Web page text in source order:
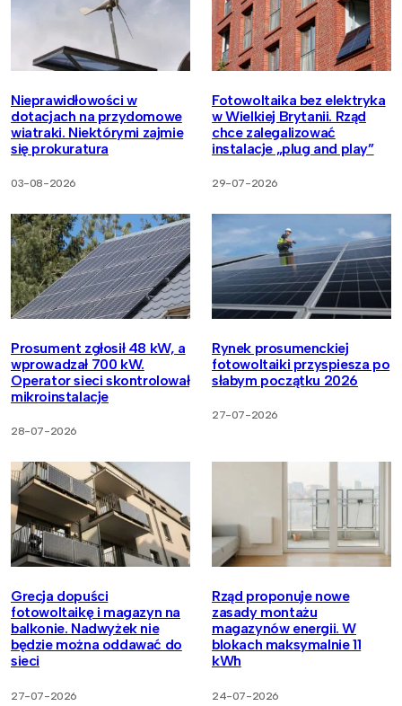
Nieprawidłowości w
dotacjach na przydomowe
wiatraki. Niektórymi zajmie
się prokuratura
03-08-2026
Fotowoltaika bez elektryka
w Wielkiej Brytanii. Rząd
chce zalegalizować
instalacje „plug and play”
29-07-2026
Prosument zgłosił 48 kW, a
wprowadzał 700 kW.
Operator sieci skontrolował
mikroinstalacje
28-07-2026
Rynek prosumenckiej
fotowoltaiki przyspiesza po
słabym początku 2026
27-07-2026
Grecja dopuści
fotowoltaikę i magazyn na
balkonie. Nadwyżek nie
będzie można oddawać do
sieci
27-07-2026
Rząd proponuje nowe
zasady montażu
magazynów energii. W
blokach maksymalnie 11
kWh
24-07-2026